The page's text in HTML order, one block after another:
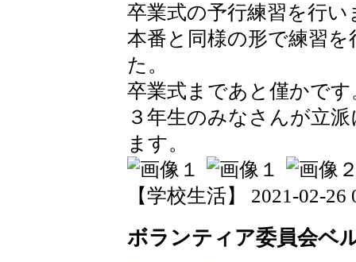
卒業式の予行練習を行い
本番と同様の形で練習
た。
卒業式まであと僅かです
３年生のみなさんが立
ます。
【学校生活】 2021-02-26
ボランティア委員会ベ